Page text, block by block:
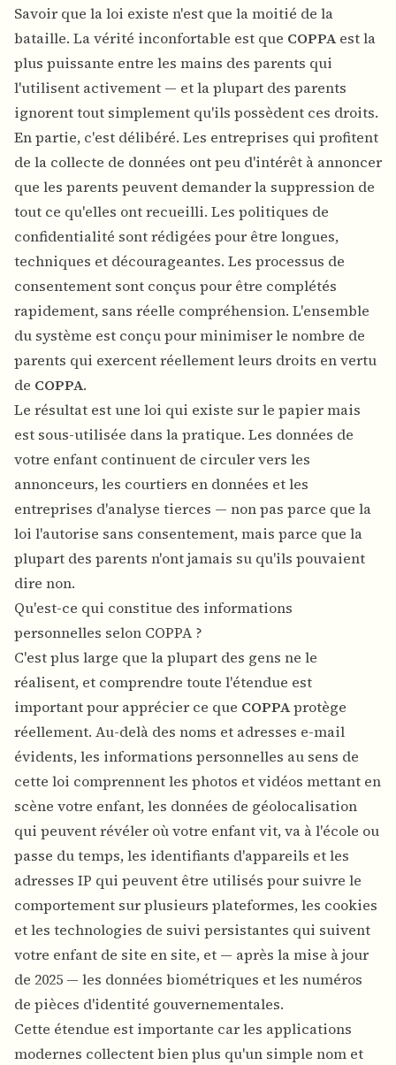
Savoir que la loi existe n'est que la moitié de la
bataille. La vérité inconfortable est que COPPAest la
plus puissante entre les mains des parents qui
l'utilisent activement — et la plupart des parents
ignorent tout simplement qu'ils possèdent ces droits.
En partie, c'est délibéré. Les entreprises qui profitent
de la collecte de données ont peu d'intérêt à annoncer
que les parents peuvent demander la suppression de
tout ce qu'elles ont recueilli. Les politiques de
confidentialité sont rédigées pour être longues,
techniques et décourageantes. Les processus de
consentement sont conçus pour être complétés
rapidement, sans réelle compréhension. L'ensemble
du système est conçu pour minimiser le nombre de
parents qui exercent réellement leurs droits en vertu
de COPPA.
Le résultat est une loi qui existe sur le papier mais
est sous-utilisée dans la pratique. Les données de
votre enfant continuent de circuler vers les
annonceurs, les courtiers en données et les
entreprises d'analyse tierces — non pas parce que la
loi l'autorise sans consentement, mais parce que la
plupart des parents n'ont jamais su qu'ils pouvaient
dire non.
Qu'est-ce qui constitue des informations
personnelles selon COPPA ?
C'est plus large que la plupart des gens ne le
réalisent, et comprendre toute l'étendue est
important pour apprécier ce que COPPAprotège
réellement. Au-delà des noms et adresses e-mail
évidents, les informations personnelles au sens de
cette loi comprennent les photos et vidéos mettant en
scène votre enfant, les données de géolocalisation
qui peuvent révéler où votre enfant vit, va à l'école ou
passe du temps, les identifiants d'appareils et les
adresses IP qui peuvent être utilisés pour suivre le
comportement sur plusieurs plateformes, les cookies
et les technologies de suivi persistantes qui suivent
votre enfant de site en site, et — après la mise à jour
de 2025 — les données biométriques et les numéros
de pièces d'identité gouvernementales.
Cette étendue est importante car les applications
modernes collectent bien plus qu'un simple nom et